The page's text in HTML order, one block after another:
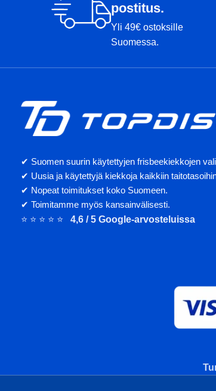
postitus.
Yli 49€ ostoksille
Suomessa.
✔ Suomen suurin käytettyjen frisbeekiekkojen
✔ Uusia ja käytettyjä kiekkoja kaikkiin
✔ Nopeat toimitukset koko Suomeen.
✔ Toimitamme myös kansainvälisesti.
⭐ ⭐ ⭐ ⭐ ⭐ 4,6 / 5 Google-arvosteluissa